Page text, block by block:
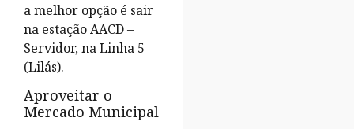
a melhor opção é sair
na estação AACD –
Servidor, na Linha 5
(Lilás).
Aproveitar o
Mercado Municipal